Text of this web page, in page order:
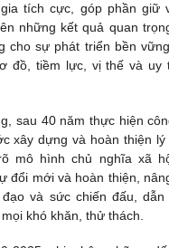
tích cực, góp phần giữ
những kết quả quan
cho sự phát triển bền
đồ, tiềm lực, vị thế và uy
sau 40 năm thực hiện
xây dựng và hoàn thiện
mô hình chủ nghĩa xã
đổi mới và hoàn thiện,
và sức chiến đấu,
khó khăn, thử thách.